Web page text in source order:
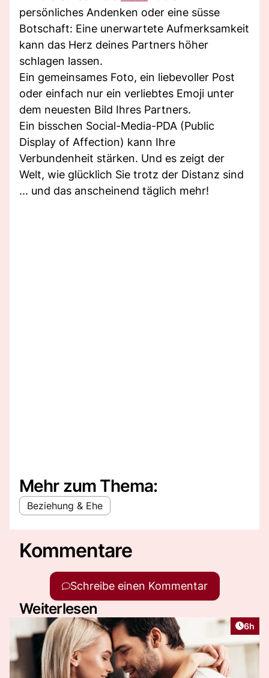
persönliches Andenken oder eine süsse
Botschaft: Eine unerwartete Aufmerksamkeit
kann das Herz deines Partners höher
schlagen lassen.
Ein gemeinsames Foto, ein liebevoller Post
oder einfach nur ein verliebtes Emoji unter
dem neuesten Bild Ihres Partners.
Ein bisschen Social-Media-PDA (Public
Display of Affection) kann Ihre
Verbundenheit stärken. Und es zeigt der
Welt, wie glücklich Sie trotz der Distanz sind
... und das anscheinend täglich mehr!
Mehr zum Thema:
Beziehung & Ehe
Kommentare
Schreibe einen Kommentar
Weiterlesen
6h